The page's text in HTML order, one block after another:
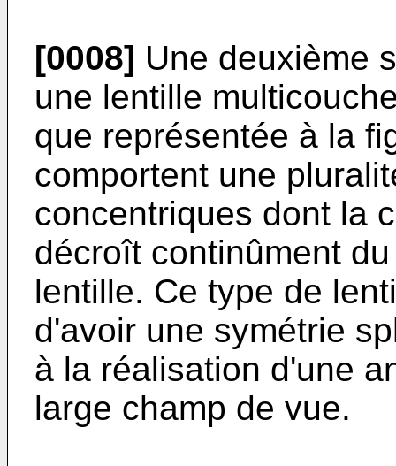
[0008] Une deuxième
une lentille
que représentée à la
comportent une
concentriques dont la
décroît continûment
lentille. Ce type de
d'avoir une symétrie
à la réalisation d'une
large champ de vue.